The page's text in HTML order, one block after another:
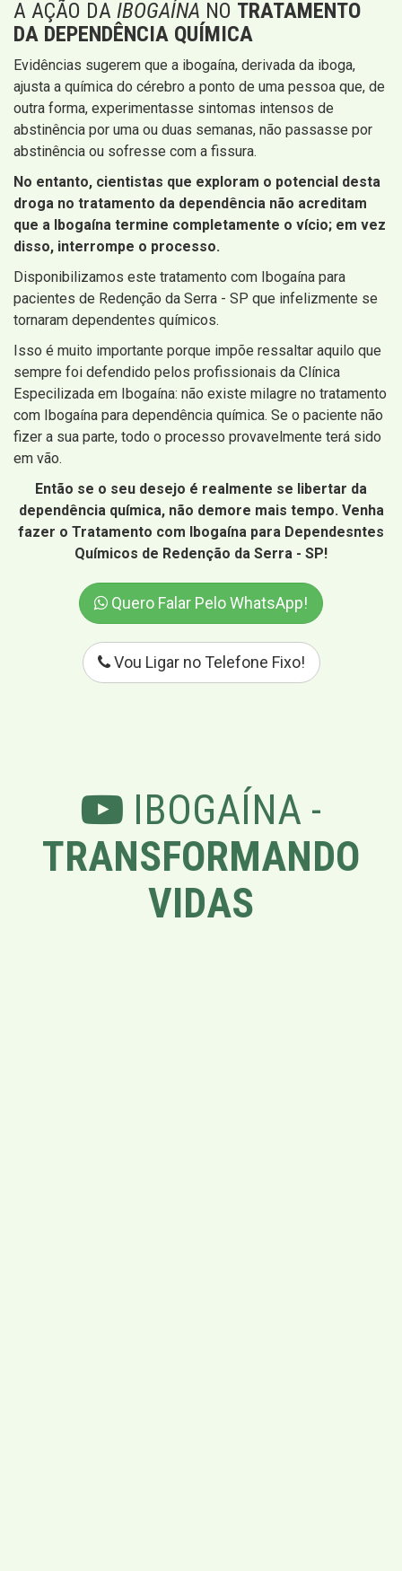
A AÇÃO DA IBOGAÍNA NO TRATAMENTO
DA DEPENDÊNCIA QUÍMICA
Evidências sugerem que a ibogaína, derivada da iboga,
ajusta a química do cérebro a ponto de uma pessoa que, de
outra forma, experimentasse sintomas intensos de
abstinência por uma ou duas semanas, não passasse por
abstinência ou sofresse com a fissura.
No entanto, cientistas que exploram o potencial desta
droga no tratamento da dependência não acreditam
que a Ibogaína termine completamente o vício; em vez
disso, interrompe o processo.
Disponibilizamos este tratamento com Ibogaína para
pacientes de Redenção da Serra - SP que infelizmente se
tornaram dependentes químicos.
Isso é muito importante porque impõe ressaltar aquilo que
sempre foi defendido pelos profissionais da Clínica
Especilizada em Ibogaína: não existe milagre no tratamento
com Ibogaína para dependência química. Se o paciente não
fizer a sua parte, todo o processo provavelmente terá sido
em vão.
Então se o seu desejo é realmente se libertar da
dependência química, não demore mais tempo. Venha
fazer o Tratamento com Ibogaína para Dependesntes
Químicos de Redenção da Serra - SP!
Quero Falar Pelo WhatsApp!
Vou Ligar no Telefone Fixo!
IBOGAÍNA -
TRANSFORMANDO
VIDAS